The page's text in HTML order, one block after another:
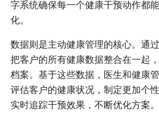
字系统确保每一个健康干预动作都
化。
数据则是主动健康管理的核心。通
把客户的所有健康数据整合在一起
档案。基于这些数据，医生和健康
评估客户的健康状况，制定更加个
实时追踪干预效果，不断优化方案。